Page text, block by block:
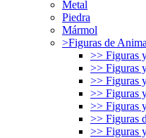
Metal
Piedra
Mármol
>Figuras de
>> Figuras
>> Figuras
>> Figuras
>> Figuras
>> Figuras
>> Figuras
>> Figuras